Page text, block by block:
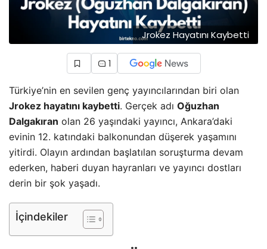
Jrokez Hayatını Kaybetti
1
Türkiye’nin en sevilen genç yayıncılarından biri olan
Jrokez hayatını kaybetti. Gerçek adı Oğuzhan
Dalgakıran olan 26 yaşındaki yayıncı, Ankara’daki
evinin 12. katındaki balkonundan düşerek yaşamını
yitirdi. Olayın ardından başlatılan soruşturma devam
ederken, haberi duyan hayranları ve yayıncı dostları
derin bir şok yaşadı.
İçindekiler